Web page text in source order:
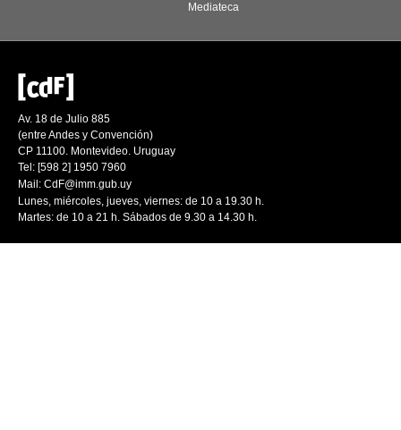
Mediateca
Av. 18 de Julio 885
(entre Andes y Convención)
CP 11100. Montevideo. Uruguay
Tel: [598 2] 1950 7960
Mail: CdF@imm.gub.uy
Lunes, miércoles, jueves, viernes: de 10 a 19.30 h.
Martes: de 10 a 21 h. Sábados de 9.30 a 14.30 h.